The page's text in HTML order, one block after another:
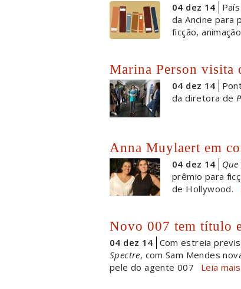
04 dez 14
da Ancine para
ficção,
Marina Person visita
04 dez 14
da diretora de
Anna Muylaert em
04 dez 14
prêmio para
de Hollywood.
Novo 007 tem título
04 dez 14 Com estreia
Spectre, com Sam Mendes
pele do agente 007
Leia mais